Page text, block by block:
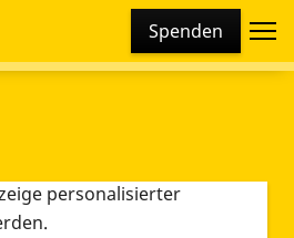
Spenden
verschiedene Cookies und
beinhaltet Cookies und
personalisierter